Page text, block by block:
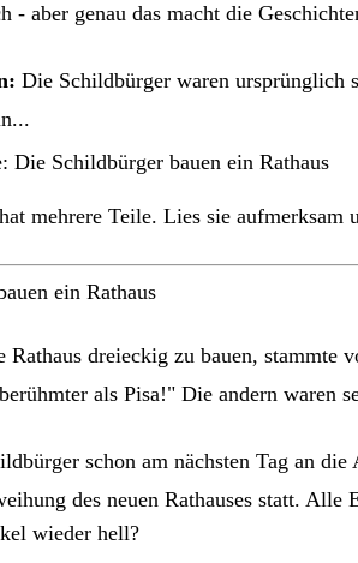
- aber genau das macht die
Die Schildbürger waren ursprünglich
Die Schildbürger bauen ein Rathaus
mehrere Teile. Lies sie
ein Rathaus
Rathaus dreieckig zu bauen,
als Pisa!" Die andern waren
schon am nächsten Tag an
des neuen Rathauses statt.
wieder hell?